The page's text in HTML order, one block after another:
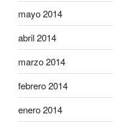
mayo 2014
abril 2014
marzo 2014
febrero 2014
enero 2014